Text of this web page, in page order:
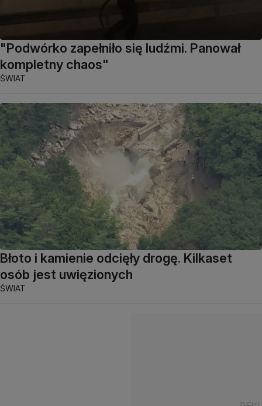
"Podwórko zapełniło się ludźmi. Panował
kompletny chaos"
ŚWIAT
Błoto i kamienie odcięły drogę. Kilkaset
osób jest uwięzionych
ŚWIAT